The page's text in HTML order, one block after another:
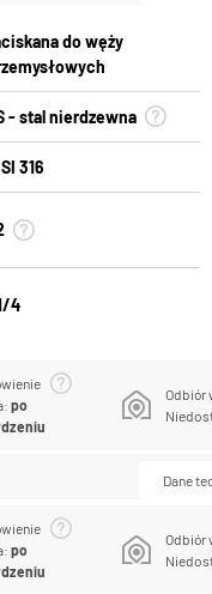
do węży
- stal nierdzewna
316
4
po
Odbiór
Dane
po
Odbiór